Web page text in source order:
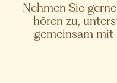
Nehmen Sie
hören zu,
gemeinsam mit